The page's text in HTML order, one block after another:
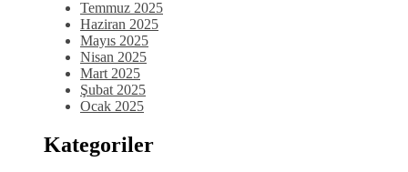
Temmuz 2025
Haziran 2025
Mayıs 2025
Nisan 2025
Mart 2025
Şubat 2025
Ocak 2025
Kategoriler